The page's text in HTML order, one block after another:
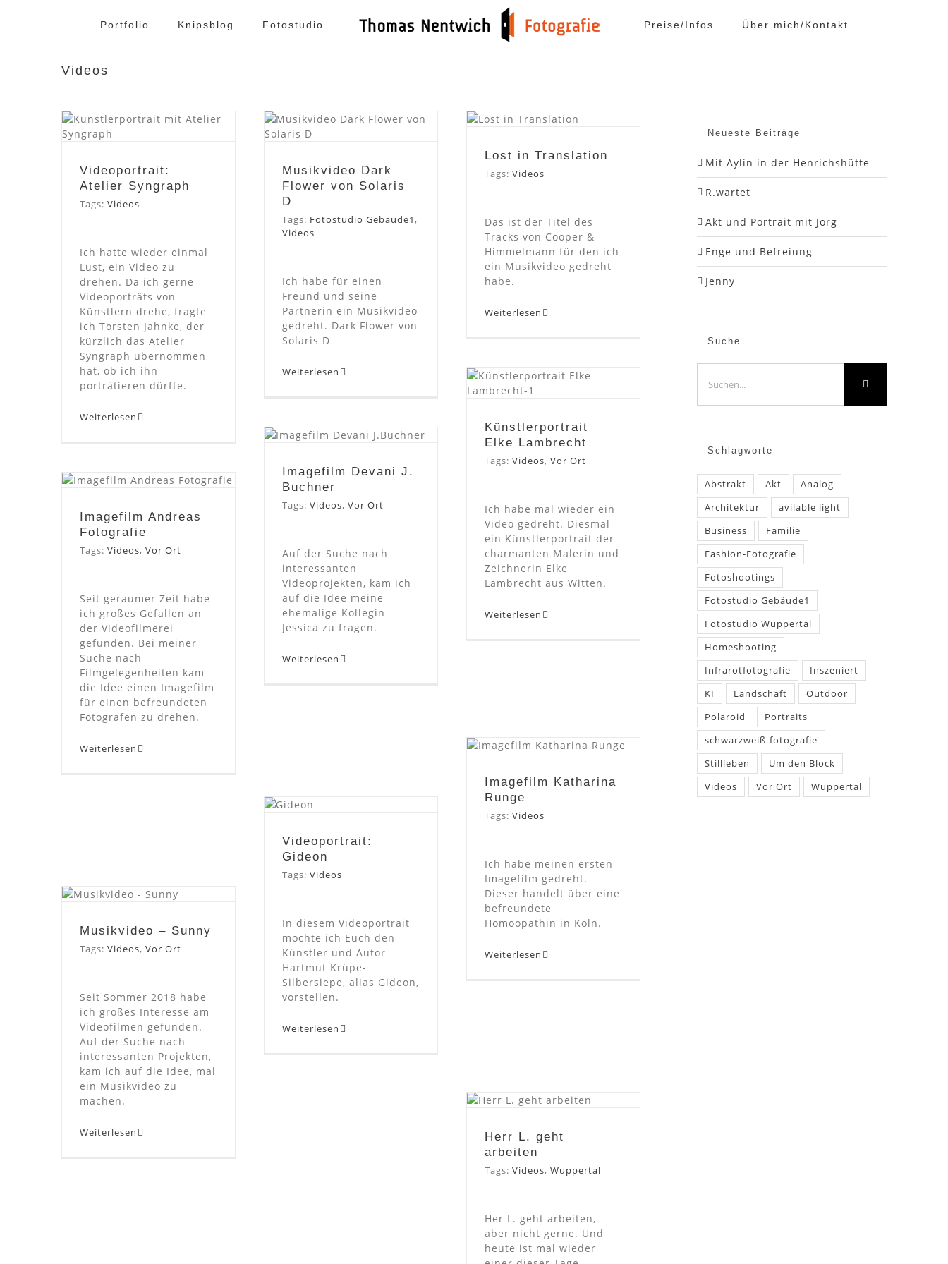
Portfolio Knipsblog Fotostudio Preise/Infos Über mich/Kontakt
Videos
Videoportrait:
Atelier Syngraph
Videoportrait:
Atelier Syngraph
Tags: Videos
Ich hatte wieder einmal
Lust, ein Video zu
drehen. Da ich gerne
Videoporträts von
Künstlern drehe, fragte
ich Torsten Jahnke, der
kürzlich das Atelier
Syngraph übernommen
hat, ob ich ihn
porträtieren dürfte.
Weiterlesen
Flower von Solaris
Musikvideo Dark
Flower von Solaris
D
Tags: Fotostudio Gebäude1,
Videos
Ich habe für einen
Freund und seine
Partnerin ein Musikvideo
gedreht. Dark Flower von
Solaris D
Weiterlesen
Lost in Translation
Lost in Translation
Tags: Videos
Das ist der Titel des
Tracks von Cooper &
Himmelmann für den ich
ein Musikvideo gedreht
habe.
Weiterlesen
Künstlerportrait
Elke Lambrecht
Künstlerportrait
Elke Lambrecht
Tags: Videos, Vor Ort
Ich habe mal wieder ein
Video gedreht. Diesmal
ein Künstlerportrait der
charmanten Malerin und
Zeichnerin Elke
Lambrecht aus Witten.
Weiterlesen
Imagefilm Devani J.
Buchner
Tags: Videos, Vor Ort
Auf der Suche nach
interessanten
Videoprojekten, kam ich
auf die Idee meine
ehemalige Kollegin
Jessica zu fragen.
Weiterlesen
Imagefilm Andreas
Fotografie
Tags: Videos, Vor Ort
Seit geraumer Zeit habe
ich großes Gefallen an
der Videofilmerei
gefunden. Bei meiner
Suche nach
Filmgelegenheiten kam
die Idee einen Imagefilm
für einen befreundeten
Fotografen zu drehen.
Weiterlesen
Imagefilm Katharina
Runge
Tags: Videos
Ich habe meinen ersten
Imagefilm gedreht.
Dieser handelt über eine
befreundete
Homöopathin in Köln.
Weiterlesen
Videoportrait:
Gideon
Tags: Videos
In diesem Videoportrait
möchte ich Euch den
Künstler und Autor
Hartmut Krüpe-
Silbersiepe, alias Gideon,
vorstellen.
Weiterlesen
Musikvideo – Sunny
Musikvideo – Sunny
Tags: Videos, Vor Ort
Seit Sommer 2018 habe
ich großes Interesse am
Videofilmen gefunden.
Auf der Suche nach
interessanten Projekten,
kam ich auf die Idee, mal
ein Musikvideo zu
machen.
Weiterlesen
Herr L. geht
arbeiten
Tags: Videos, Wuppertal
Her L. geht arbeiten,
aber nicht gerne. Und
heute ist mal wieder
Neueste Beiträge
Mit Aylin in der Henrichshütte
R.wartet
Akt und Portrait mit Jörg
Enge und Befreiung
Jenny
Suche
nach:
Schlagworte
Abstrakt Akt
Analog
Architektur
avilable light
Business
Familie
Fashion-Fotografie
Fotoshootings
Fotostudio Gebäude1
Fotostudio Wuppertal
Homeshooting
Infrarotfotografie
Inszeniert
KI
Landschaft
Outdoor
Polaroid
Portraits
schwarzweiß-fotografie
Stillleben
Um den Block
Videos
Vor Ort Wuppertal